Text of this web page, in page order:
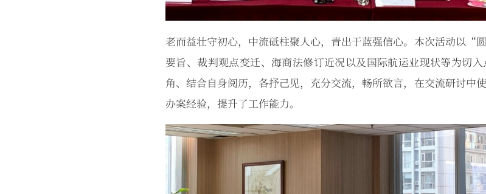
老而益壮守初心，中流砥柱聚人心，青出于蓝强信心。本次活动以“
要旨、裁判观点变迁、海商法修订近况以及国际航运业现状等为切
角、结合自身阅历，各抒己见，充分交流，畅所欲言，在交流研讨中
办案经验，提升了工作能力。